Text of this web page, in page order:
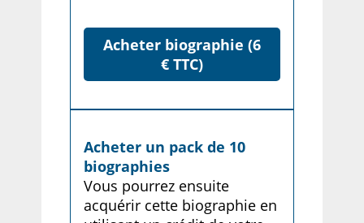
Acheter biographie (6
€ TTC)
Acheter un pack de 10
biographies
Vous pourrez ensuite
acquérir cette biographie en